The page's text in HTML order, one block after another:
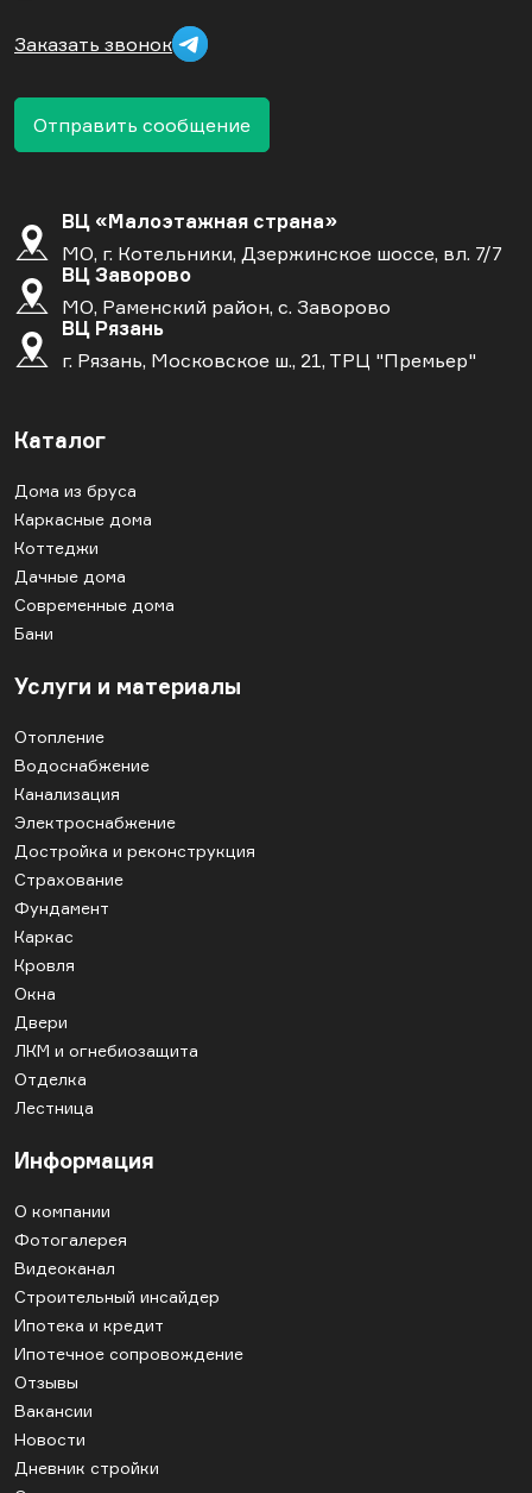
Заказать звонок
Отправить сообщение
ВЦ «Малоэтажная страна»
МО, г. Котельники, Дзержинское шоссе, вл. 7/7
ВЦ Заворово
МО, Раменский район, с. Заворово
ВЦ Рязань
г. Рязань, Московское ш., 21, ТРЦ "Премьер"
Каталог
Дома из бруса
Каркасные дома
Коттеджи
Дачные дома
Современные дома
Бани
Услуги и материалы
Отопление
Водоснабжение
Канализация
Электроснабжение
Достройка и реконструкция
Страхование
Фундамент
Каркас
Кровля
Окна
Двери
ЛКМ и огнебиозащита
Отделка
Лестница
Информация
О компании
Фотогалерея
Видеоканал
Строительный инсайдер
Ипотека и кредит
Ипотечное сопровождение
Отзывы
Вакансии
Новости
Дневник стройки